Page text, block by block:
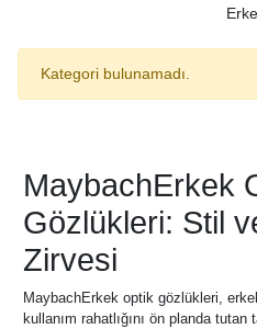
Kategori bulunamadı.
MaybachErkek
Gözlükleri: Stil
Zirvesi
MaybachErkek optik gözlükleri,
kullanım rahatlığını ön planda